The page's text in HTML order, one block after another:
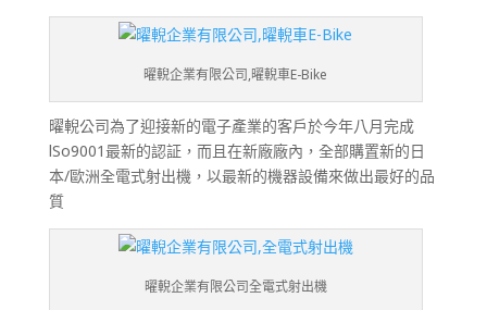
曜輗企業有限公司,曜輗車E-Bike
曜輗公司為了迎接新的電子產業的客戶於今年八月完成
lSo9001最新的認証，而且在新廠廠內，全部購置新的日
本/歐洲全電式射出機，以最新的機器設備來做出最好的品
質
曜輗企業有限公司全電式射出機